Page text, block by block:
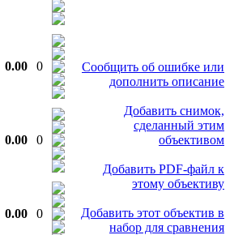
0.00 0
0.00 0
0.00 0
Сообщить об ошибке или
дополнить описание
Добавить снимок,
сделанный этим
объективом
Добавить PDF-файл к
этому объективу
Добавить этот объектив в
набор для сравнения